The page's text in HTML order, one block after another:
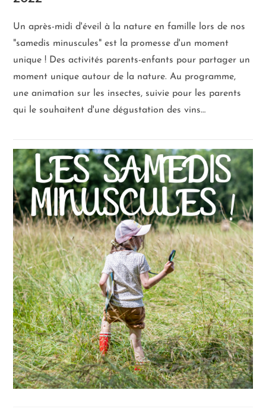
Un après-midi d'éveil à la nature en famille lors de nos
"samedis minuscules" est la promesse d'un moment
unique ! Des activités parents-enfants pour partager un
moment unique autour de la nature. Au programme,
une animation sur les insectes, suivie pour les parents
qui le souhaitent d'une dégustation des vins…